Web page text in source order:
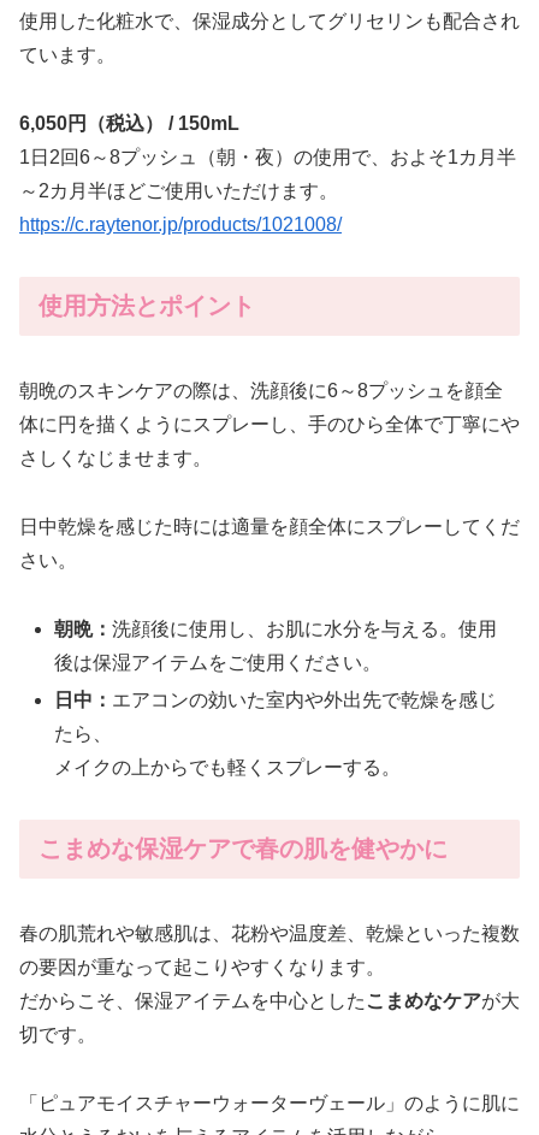
使用した化粧水で、保湿成分としてグリセリンも配合され
ています。
6,050円（税込） / 150mL
1日2回6～8プッシュ（朝・夜）の使用で、およそ1カ月半
～2カ月半ほどご使用いただけます。
https://c.raytenor.jp/products/1021008/
使用方法とポイント
朝晩のスキンケアの際は、洗顔後に6～8プッシュを顔全
体に円を描くようにスプレーし、手のひら全体で丁寧にや
さしくなじませます。
日中乾燥を感じた時には適量を顔全体にスプレーしてくだ
さい。
朝晩：洗顔後に使用し、お肌に水分を与える。使用
後は保湿アイテムをご使用ください。
日中： エアコンの効いた室内や外出先で乾燥を感じ
たら、
メイクの上からでも軽くスプレーする。
こまめな保湿ケアで春の肌を健やかに
春の肌荒れや敏感肌は、花粉や温度差、乾燥といった複数
の要因が重なって起こりやすくなります。
だからこそ、保湿アイテムを中心とした こまめなケアが大
切です。
「ピュアモイスチャーウォーターヴェール」のように肌に